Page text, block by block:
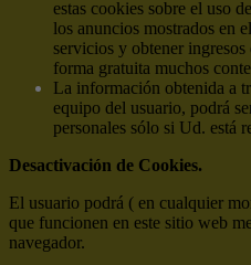
estas cookies sobre el uso
los anuncios mostrados en
servicios y obtener
forma gratuita muchos
La información obtenida a
equipo del usuario, podrá
personales sólo si Ud. está
Desactivación de Cookies.
El usuario podrá ( en cualquier
que funcionen en este sitio web
navegador.